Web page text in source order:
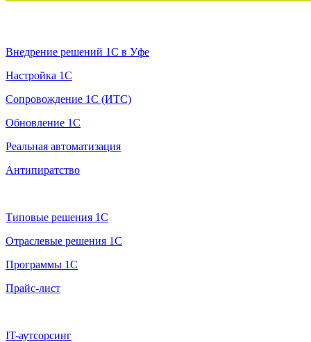
Внедрение решений 1С в Уфе
Настройка 1С
Сопровождение 1С (ИТС)
Обновление 1С
Реальная автоматизация
Антипиратство
Типовые решения 1С
Отраслевые решения 1С
Программы 1С
Прайс-лист
IT-аутсорсинг